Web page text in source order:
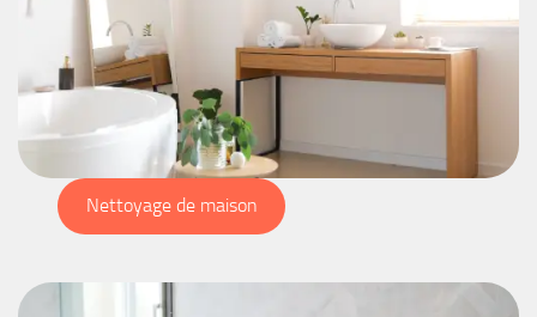
Nettoyage de maison